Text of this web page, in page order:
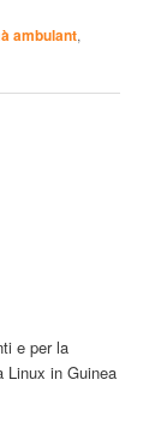
ambulant,
e per la
Linux in Guinea